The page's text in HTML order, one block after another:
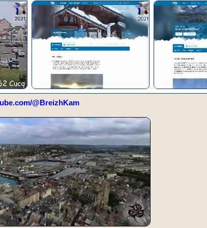
@BreizhKam